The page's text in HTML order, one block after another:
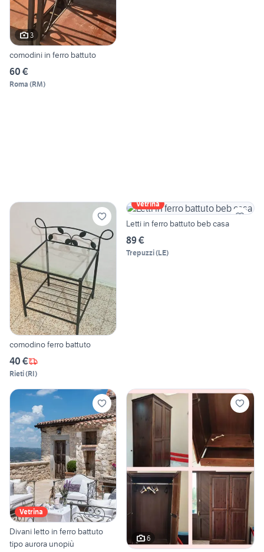
3
comodini in ferro battuto
60 €
Roma (RM)
comodino ferro battuto
40 €
Rieti(RI)
Vetrina
Letti in ferro battuto beb casa
89 €
Trepuzzi(LE)
Vetrina
Divani letto in ferro battuto
tipo aurora unopiù
6